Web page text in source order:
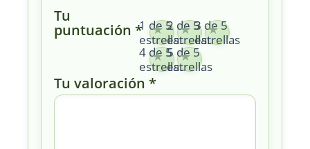
Tu
puntuación *1 de 5
estrellas
2 de 5
estrellas
3 de 5
estrellas
4 de 5
estrellas
5 de 5
estrellas
Tu valoración *